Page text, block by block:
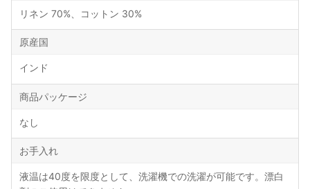
リネン 70%、コットン 30%
原産国
インド
商品パッケージ
なし
お手入れ
液温は40度を限度として、洗濯機での洗濯が可能です。漂白